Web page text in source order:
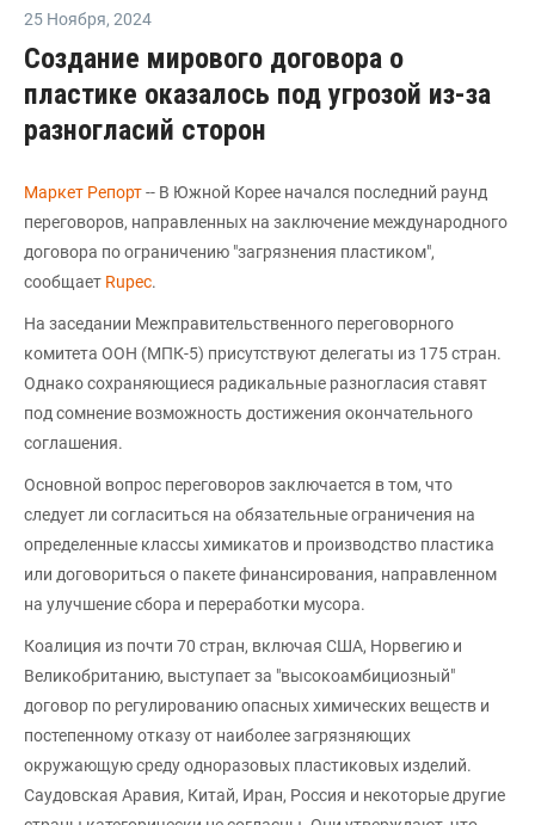
25 Ноября, 2024
Создание мирового договора о
пластике оказалось под угрозой из-за
разногласий сторон
Маркет Репорт-- В Южной Корее начался последний раунд
переговоров, направленных на заключение международного
договора по ограничению "загрязнения пластиком",
сообщает Rupec.
На заседании Межправительственного переговорного
комитета ООН (МПК-5) присутствуют делегаты из 175 стран.
Однако сохраняющиеся радикальные разногласия ставят
под сомнение возможность достижения окончательного
соглашения.
Основной вопрос переговоров заключается в том, что
следует ли согласиться на обязательные ограничения на
определенные классы химикатов и производство пластика
или договориться о пакете финансирования, направленном
на улучшение сбора и переработки мусора.
Коалиция из почти 70 стран, включая США, Норвегию и
Великобританию, выступает за "высокоамбициозный"
договор по регулированию опасных химических веществ и
постепенному отказу от наиболее загрязняющих
окружающую среду одноразовых пластиковых изделий.
Саудовская Аравия, Китай, Иран, Россия и некоторые другие